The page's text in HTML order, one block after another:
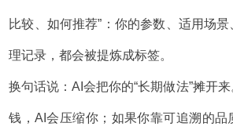
比较、如何推荐”：你的参数、适用场
理记录，都会被提炼成标签。
换句话说：AI会把你的“长期做法”摊开
钱，AI会压缩你；如果你靠可追溯的品